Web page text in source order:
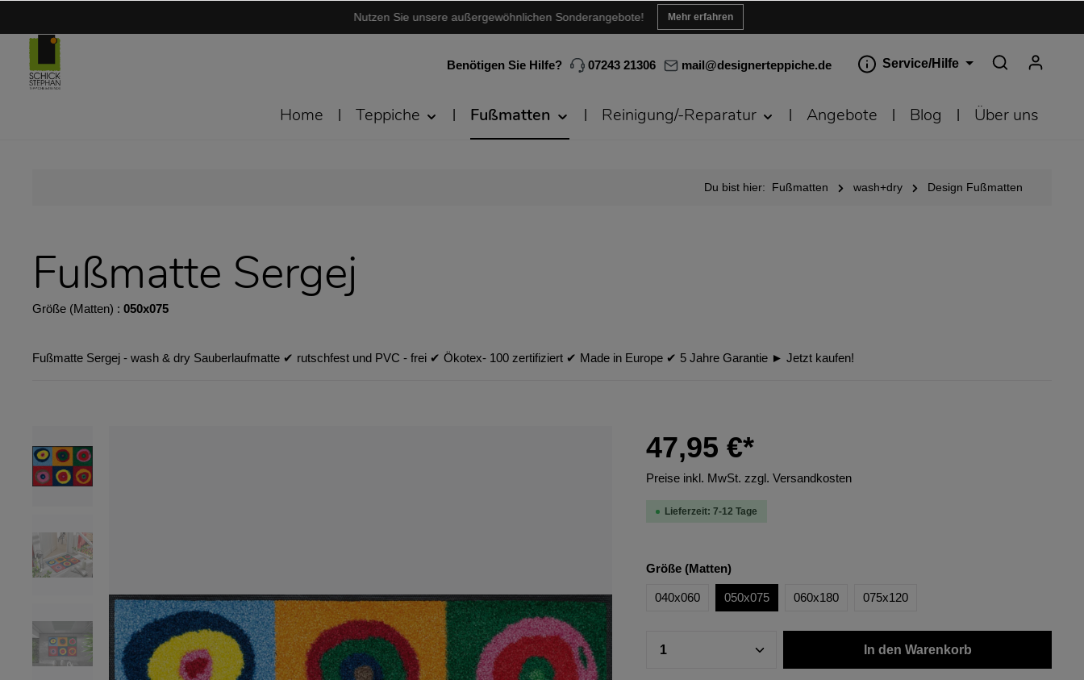
Nutzen Sie unsere außergewöhnlichen Sonderangebote! Mehr erfahren
Benötigen Sie Hilfe? 07243 21306 mail@designerteppiche.de Service/Hilfe
Home Teppiche Fußmatten Reinigung/-Reparatur Angebote Blog Über uns
Du bist hier: Fußmatten wash+dry Design Fußmatten
Fußmatte Sergej
Größe (Matten) : 050x075
Fußmatte Sergej - wash & dry Sauberlaufmatte ✔︎ rutschfest und PVC - frei ✔︎ Ökotex- 100 zertifiziert ✔︎ Made in Europe ✔︎ 5 Jahre Garantie ► Jetzt kaufen!
47,95 €*
Preise inkl. MwSt. zzgl. Versandkosten
Lieferzeit: 7-12 Tage
Größe (Matten)
040x060 050x075 060x180 075x120
In den Warenkorb